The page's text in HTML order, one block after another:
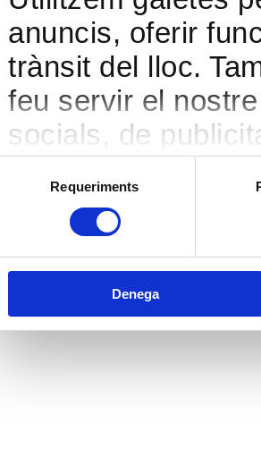
anuncis, oferir
trànsit del lloc.
feu servir el
socials, de
hàgiu
heu fet dels seus
consentiment
Requeriments
Denega